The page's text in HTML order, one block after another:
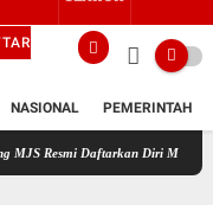
NASIONAL PEMERINTAH
Daftarkan Diri Maju Sebagai